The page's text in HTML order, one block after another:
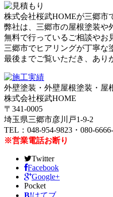
株式会社桜武HOMEが三郷市
弊社は、三郷市の屋根塗装や
無料で行っているご相談やお
三郷市でヒアリングが丁寧な
最後までご覧いただき、あり
外壁塗装・外壁屋根塗装・屋
株式会社桜武HOME
〒341-0005
埼玉県三郷市彦川戸1-9-2
TEL：048-954-9823・080-
※営業電話お断り
Twitter
Facebook
Google+
Pocket
B!はてブ